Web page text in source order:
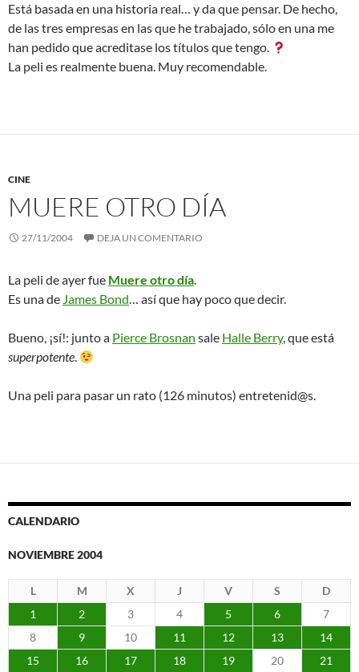
Está basada en una historia real… y da que pensar. De hecho,
de las tres empresas en las que he trabajado, sólo en una me
han pedido que acreditase los títulos que tengo.
La peli es realmente buena. Muy recomendable.
CINE
MUERE OTRO DÍA
27/11/2004 DEJA UN COMENTARIO
La peli de ayer fue Muere otro día.
Es una de James Bond… así que hay poco que decir.
Bueno, ¡sí!: junto a Pierce Brosnan sale Halle Berry, que está
superpotente.
Una peli para pasar un rato (126 minutos) entretenid@s.
CALENDARIO
NOVIEMBRE 2004
L M X J V S
D
1
2 3 4 5 6
7
8
9 10 11 12 13
14
15
16 17 18 19 20
21